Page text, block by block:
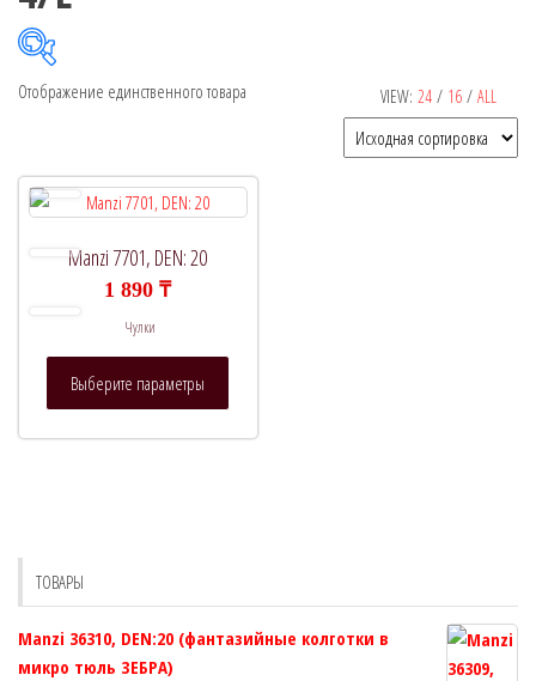
Рекомендуемый продукт
Категории товаров
Метки товаров
VIEW: 24 / 16 / ALL
Отображение единственного товара
Manzi 7701, DEN: 20
1 890₸
Чулки
Выберите параметры
товара.
ТОВАРЫ
Manzi 36310, DEN:20 (фантазийные колготки в
микро тюль ЗЕБРА)